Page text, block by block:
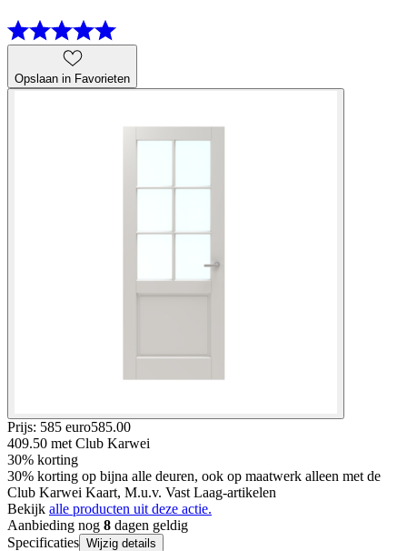
Opslaan in Favorieten
Prijs: 585 euro585.00
409.50 met Club Karwei
30% korting
30% korting op bijna alle deuren, ook op maatwerk alleen met de
Club Karwei Kaart, M.u.v. Vast Laag-artikelen
Bekijk alle producten uit deze actie.
Aanbieding nog 8 dagen geldig
Specificaties Wijzig details